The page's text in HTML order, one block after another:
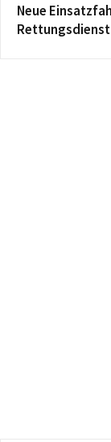
Neue
Rettungsdienst